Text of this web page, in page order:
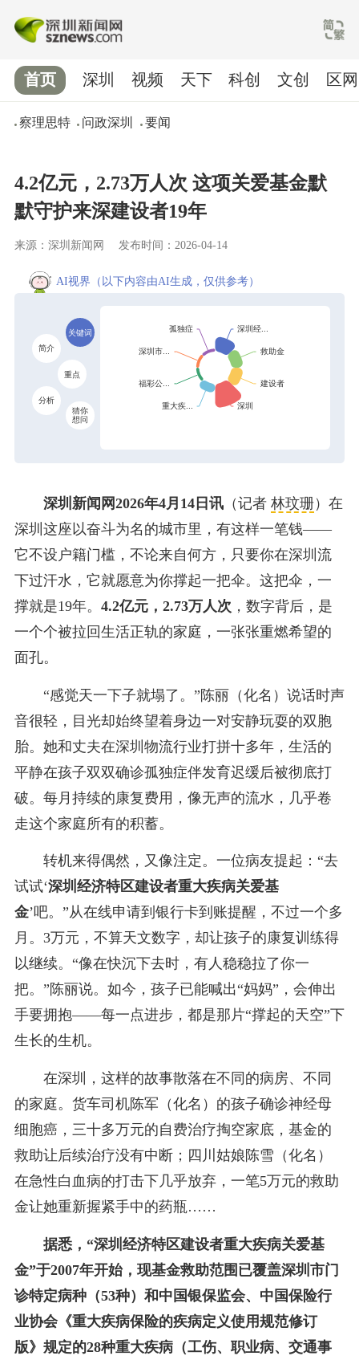
首页
察理思特 问政深圳 要闻
深圳 视频 天下 科创 文创 区网
4.2亿元，2.73万人次 这项关爱基金默
默守护来深建设者19年
来源：深圳新闻网 发布时间：2026-04-14
AI视界 （以下内容由AI生成，仅供参考）
关键词
简介
重点
分析
猜你
想问
深圳新闻网2026年4月14日讯（记者 林玟珊） 在
深圳这座以奋斗为名的城市里，有这样一笔钱——
它不设户籍门槛，不论来自何方，只要你在深圳流
下过汗水，它就愿意为你撑起一把伞。这把伞，一
撑就是19年。 4.2亿元，2.73万人次 ，数字背后，是
一个个被拉回生活正轨的家庭，一张张重燃希望的
面孔。
“感觉天一下子就塌了。”陈丽（化名）说话时声
音很轻，目光却始终望着身边一对安静玩耍的双胞
胎。她和丈夫在深圳物流行业打拼十多年，生活的
平静在孩子双双确诊孤独症伴发育迟缓后被彻底打
破。每月持续的康复费用，像无声的流水，几乎卷
走这个家庭所有的积蓄。
转机来得偶然，又像注定。一位病友提起：“去
试试‘深圳经济特区建设者重大疾病关爱基
金’吧。”从在线申请到银行卡到账提醒，不过一个多
月。3万元，不算天文数字，却让孩子的康复训练得
以继续。“像在快沉下去时，有人稳稳拉了你一
把。”陈丽说。如今，孩子已能喊出“妈妈”，会伸出
手要拥抱——每一点进步，都是那片“撑起的天空”下
生长的生机。
在深圳，这样的故事散落在不同的病房、不同
的家庭。货车司机陈军（化名）的孩子确诊神经母
细胞癌，三十多万元的自费治疗掏空家底，基金的
救助让后续治疗没有中断；四川姑娘陈雪（化名）
在急性白血病的打击下几乎放弃，一笔5万元的救助
金让她重新握紧手中的药瓶……
据悉，“深圳经济特区建设者重大疾病关爱基
金”于2007年开始，现基金救助范围已覆盖深圳市门
诊特定病种（53种）和中国银保监会、中国保险行
业协会《重大疾病保险的疾病定义使用规范修订
版》规定的28种重大疾病（工伤、职业病、交通事